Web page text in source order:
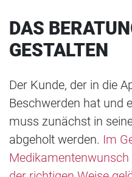
DAS
GESTALTEN
Der Kunde, der in die
Beschwerden hat und
muss zunächst in
abgeholt werden. Im